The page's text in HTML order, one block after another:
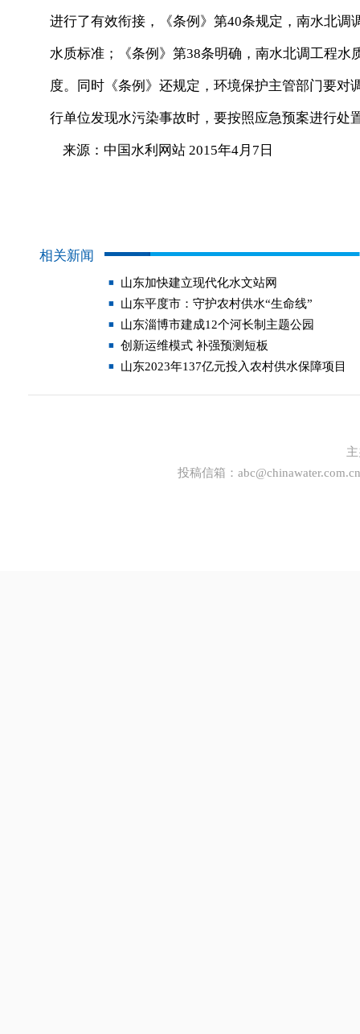
进行了有效衔接，《条例》第40条规定，南水北
水质标准；《条例》第38条明确，南水北调工程
度。同时《条例》还规定，环境保护主管部门要
行单位发现水污染事故时，要按照应急预案进行处
来源：中国水利网站 2015年4月7日
相关新闻
山东加快建立现代化水文站网
山东平度市：守护农村供水“生命线”
山东淄博市建成12个河长制主题公园
创新运维模式 补强预测短板
山东2023年137亿元投入农村供水保障项目
投稿信箱： abc@chinawater.com.cn